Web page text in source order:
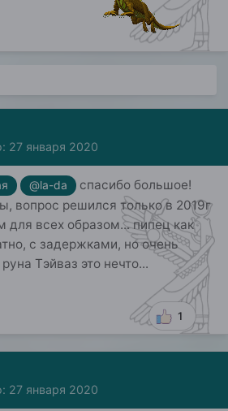
27 января 2020
@la-da
спасибо большое!
вопрос решился только в 2019г
всех образом... пипец как
с задержками, но очень
Тэйваз это нечто...
1
27 января 2020